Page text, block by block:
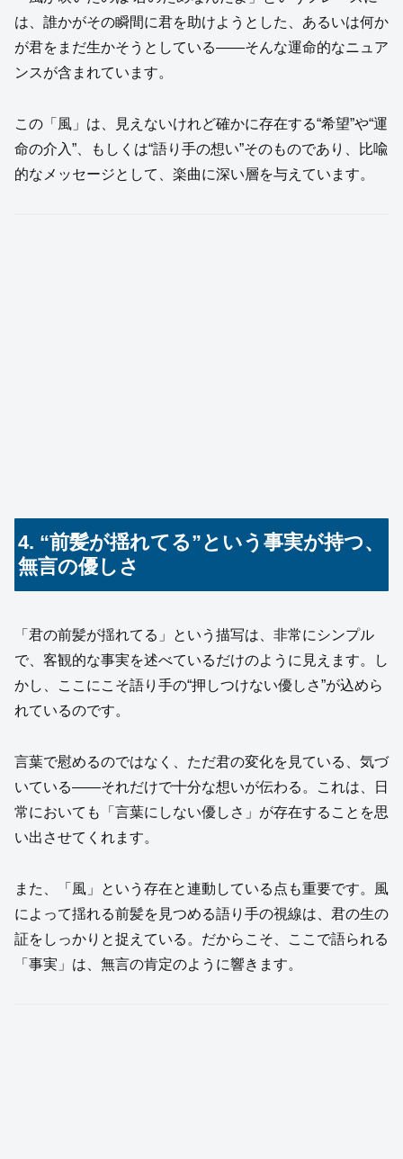
は、誰かがその瞬間に君を助けようとした、あるいは何か
が君をまだ生かそうとしている——そんな運命的なニュア
ンスが含まれています。
この「風」は、見えないけれど確かに存在する“希望”や“運
命の介入”、もしくは“語り手の想い”そのものであり、比喩
的なメッセージとして、楽曲に深い層を与えています。
4. “前髪が揺れてる”という事実が持つ、
無言の優しさ
「君の前髪が揺れてる」という描写は、非常にシンプル
で、客観的な事実を述べているだけのように見えます。し
かし、ここにこそ語り手の“押しつけない優しさ”が込めら
れているのです。
言葉で慰めるのではなく、ただ君の変化を見ている、気づ
いている——それだけで十分な想いが伝わる。これは、日
常においても「言葉にしない優しさ」が存在することを思
い出させてくれます。
また、「風」という存在と連動している点も重要です。風
によって揺れる前髪を見つめる語り手の視線は、君の生の
証をしっかりと捉えている。だからこそ、ここで語られる
「事実」は、無言の肯定のように響きます。